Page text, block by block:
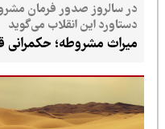
در سالروز صدور فرمان مشروطه،
دستاورد این انقلاب می‌گوید
میراث مشروطه؛ حکمرانی قانون